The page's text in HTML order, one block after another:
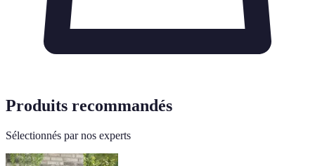
Produits recommandés
Sélectionnés par nos experts